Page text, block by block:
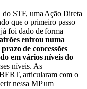
STF, uma Ação Direta
que o primeiro passo
foi dado de forma
entrou numa
de concessões
em vários níveis do
níveis. As
articularam com o
nessa MP um